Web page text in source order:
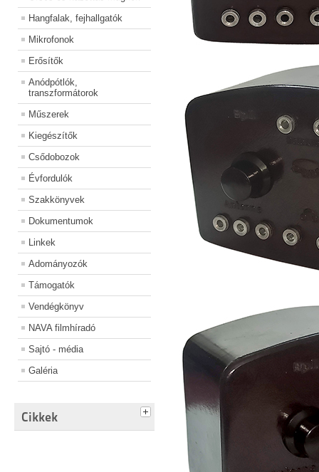
Hangfalak, fejhallgatók
Mikrofonok
Erősítők
Anódpótlók,
transzformátorok
Műszerek
Kiegészítők
Csődobozok
Évfordulók
Szakkönyvek
Dokumentumok
Linkek
Adományozók
Támogatók
Vendégkönyv
NAVA filmhíradó
Sajtó - média
Galéria
Cikkek